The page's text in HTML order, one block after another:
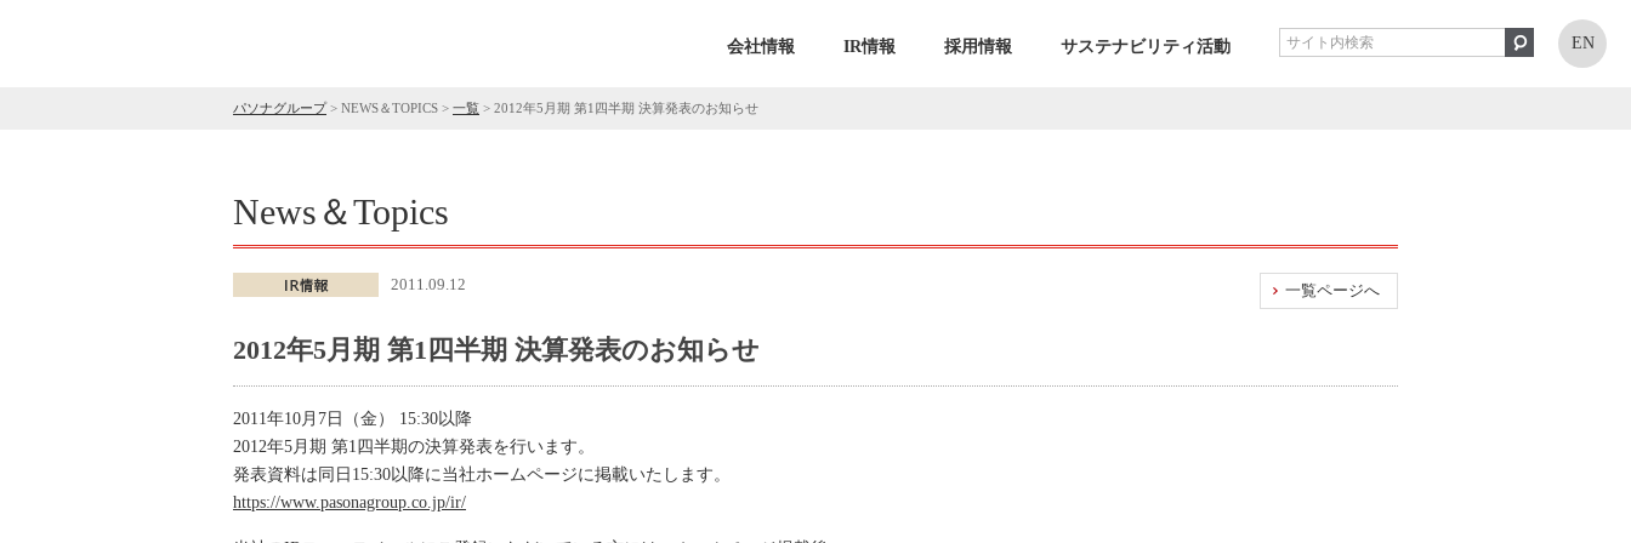
会社情報 IR情報 採用情報 サステナビリティ活動 EN
パソナグループ> NEWS＆TOPICS > 一覧 > 2012年5月期 第1四半期 決算発表のお知らせ
News＆Topics
一覧ページへ
2011.09.12
2012年5月期 第1四半期 決算発表のお知らせ
2011年10月7日（金） 15:30以降
2012年5月期 第1四半期の決算発表を行います。
発表資料は同日15:30以降に当社ホームページに掲載いたします。
https://www.pasonagroup.co.jp/ir/